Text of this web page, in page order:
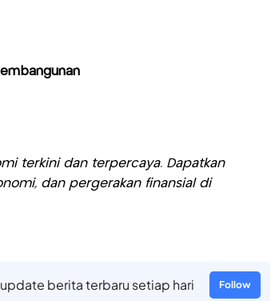
terkini dan terpercaya. Dapatkan
dan pergerakan finansial di
berita terbaru setiap hari Follow